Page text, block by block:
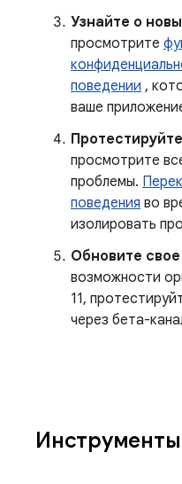
Узнайте о
просмотрите
поведении ,
ваше
просмотрите
проблемы.
поведения во
изолировать
Обновите
возможности
11,
через бета-